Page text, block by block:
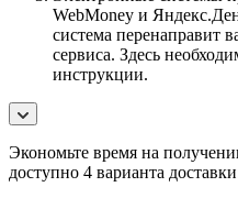
WebMoney и
система перенаправит
сервиса. Здесь
инструкции.
Экономьте время на
доступно 4 варианта